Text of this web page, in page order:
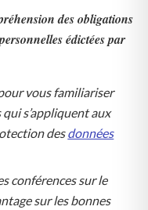
des obligations
édictées par
vous familiariser
s’appliquent aux
desdonnées
conférences sur le
sur les bonnes